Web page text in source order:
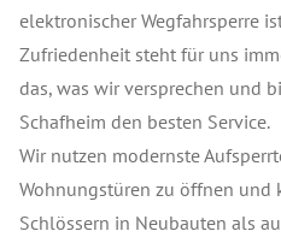
elektronischer Wegfahrsperre
Zufriedenheit steht für uns
das, was wir versprechen und
Schafheim den besten Service.
Wir nutzen modernste
Wohnungstüren zu öffnen
Schlössern in Neubauten als